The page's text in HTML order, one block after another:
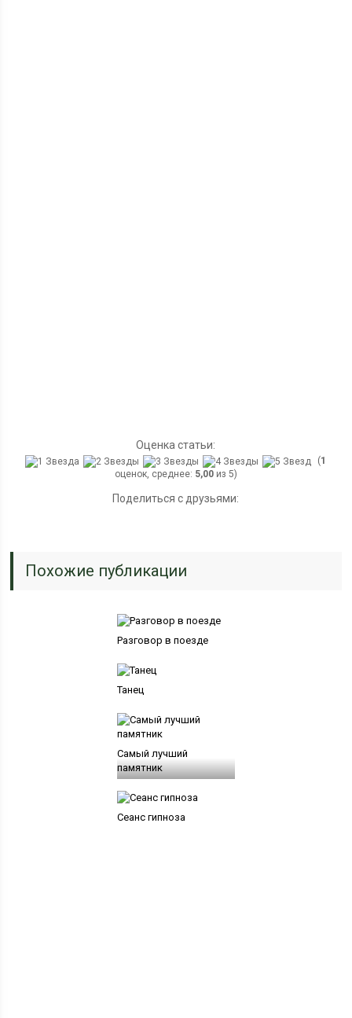
Оценка статьи:
(1
оценок, среднее: 5,00из 5)
Поделиться с друзьями:
Похожие публикации
Разговор в поезде
Танец
Самый лучший
памятник
Сеанс гипноза